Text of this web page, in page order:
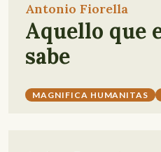
Antonio Fiorella
Aquello que
sabe
MAGNIFICA HUMANITAS